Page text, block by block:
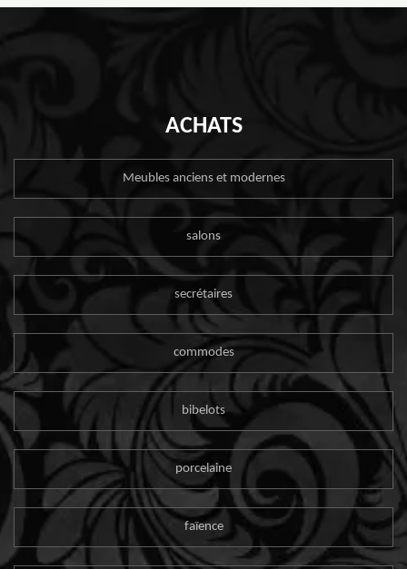
ACHATS
Meubles anciens et modernes
salons
secrétaires
commodes
bibelots
porcelaine
faïence